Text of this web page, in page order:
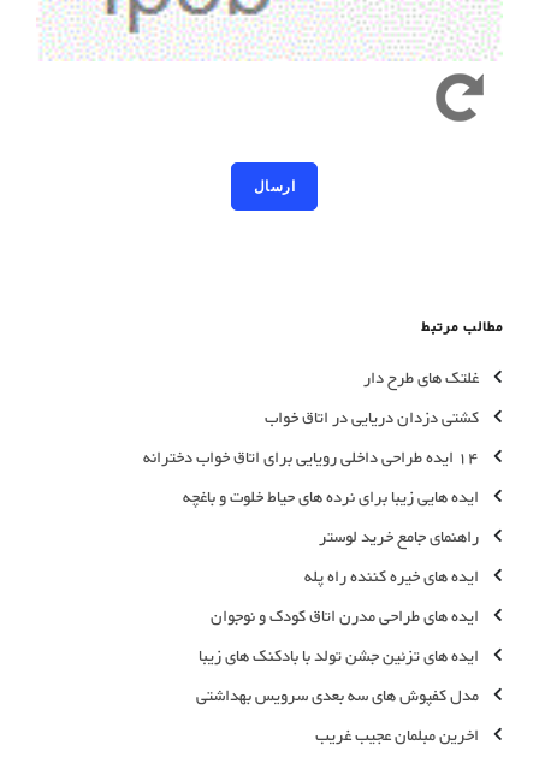
مطالب مرتبط
غلتک های طرح دار
کشتی دزدان دریایی در اتاق خواب
14 ایده طراحی داخلی رویایی برای اتاق خواب دخترانه
ایده هایی زیبا برای نرده های حیاط خلوت و باغچه
راهنمای جامع خرید لوستر
ایده های خیره کننده راه پله
ایده های طراحی مدرن اتاق کودک و نوجوان
ایده های تزئین جشن تولد با بادکنک های زیبا
مدل کفپوش های سه بعدی سرویس بهداشتی
اخرین مبلمان عجیب غریب